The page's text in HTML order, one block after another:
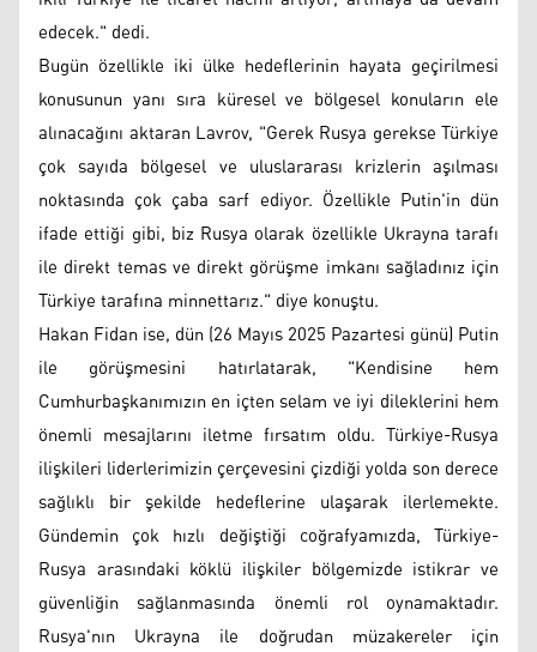
edecek." dedi.
Bugün özellikle iki ülke hedeflerinin hayata geçirilmesi
konusunun yanı sıra küresel ve bölgesel konuların ele
alınacağını aktaran Lavrov, "Gerek Rusya gerekse Türkiye
çok sayıda bölgesel ve uluslararası krizlerin aşılması
noktasında çok çaba sarf ediyor. Özellikle Putin'in dün
ifade ettiği gibi, biz Rusya olarak özellikle Ukrayna tarafı
ile direkt temas ve direkt görüşme imkanı sağladınız için
Türkiye tarafına minnettarız." diye konuştu.
Hakan Fidan ise, dün (26 Mayıs 2025 Pazartesi günü) Putin
ile görüşmesini hatırlatarak, "Kendisine hem
Cumhurbaşkanımızın en içten selam ve iyi dileklerini hem
önemli mesajlarını iletme fırsatım oldu. Türkiye-Rusya
ilişkileri liderlerimizin çerçevesini çizdiği yolda son derece
sağlıklı bir şekilde hedeflerine ulaşarak ilerlemekte.
Gündemin çok hızlı değiştiği coğrafyamızda, Türkiye-
Rusya arasındaki köklü ilişkiler bölgemizde istikrar ve
güvenliğin sağlanmasında önemli rol oynamaktadır.
Rusya'nın Ukrayna ile doğrudan müzakereler için